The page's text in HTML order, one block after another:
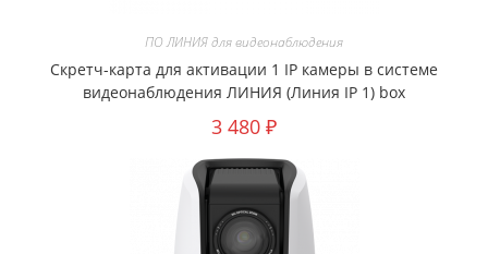
ПО ЛИНИЯ для видеонаблюдения
Скретч-карта для активации 1 IP камеры в системе
видеонаблюдения ЛИНИЯ (Линия IP 1) box
3 480 ₽